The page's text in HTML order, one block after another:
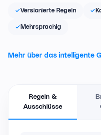
Versionierte Regeln
Mehrsprachig
Mehr über das intelligente
Regeln &
Ausschlüsse